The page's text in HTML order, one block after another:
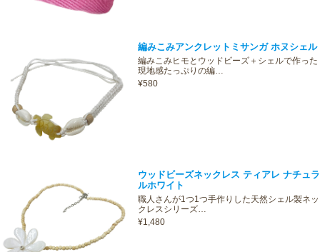
編みこみアンクレットミサンガ ホヌシェル
編みこみヒモとウッドビーズ＋シェルで作った
現地感たっぷりの編…
¥580
ウッドビーズネックレス ティアレ ナチュラ
ルホワイト
職人さんが1つ1つ手作りした天然シェル製ネッ
クレスシリーズ…
¥1,480